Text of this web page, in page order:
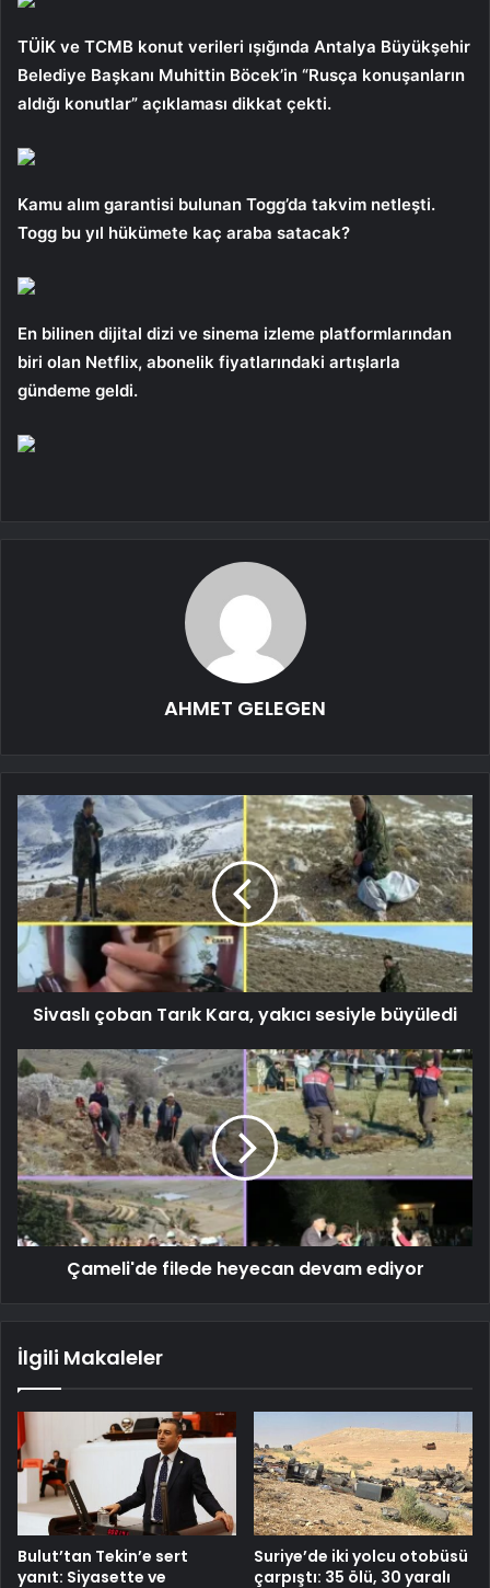
TÜİK ve TCMB konut verileri ışığında Antalya Büyükşehir
Belediye Başkanı Muhittin Böcek’in “Rusça konuşanların
aldığı konutlar” açıklaması dikkat çekti.
Kamu alım garantisi bulunan Togg’da takvim netleşti.
Togg bu yıl hükümete kaç araba satacak?
En bilinen dijital dizi ve sinema izleme platformlarından
biri olan Netflix, abonelik fiyatlarındaki artışlarla
gündeme geldi.
AHMET GELEGEN
Sivaslı çoban Tarık Kara, yakıcı sesiyle büyüledi
Çameli'de filede heyecan devam ediyor
İlgili Makaleler
Bulut’tan Tekin’e sert
yanıt: Siyasette ve
Suriye’de iki yolcu otobüsü
çarpıştı: 35 ölü, 30 yaralı